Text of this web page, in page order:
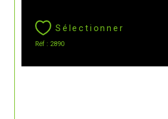
Sélectionner
Réf : 2890